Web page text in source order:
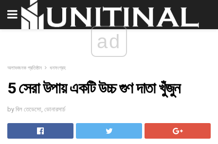
ad
অলাভজনক প্রতিষ্ঠান ধনসংগ্রহ
5 সেরা উপায় একটি উচ্চ গুণ দাতা খুঁজুন
by বিল তেডেসো, ডোনারসার্চ